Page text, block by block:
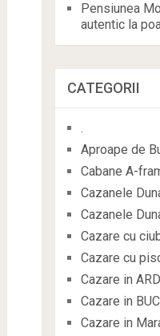
Pensiunea
autentic la
CATEGORII
.
Aproape de
Cabane A-
Cazanele
Cazanele
Cazare cu
Cazare cu
Cazare in
Cazare in
Cazare in